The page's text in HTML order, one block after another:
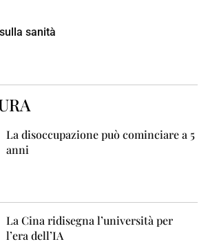
sanità
La disoccupazione può cominciare a 5
anni
La Cina ridisegna l’università per
l’era dell’IA